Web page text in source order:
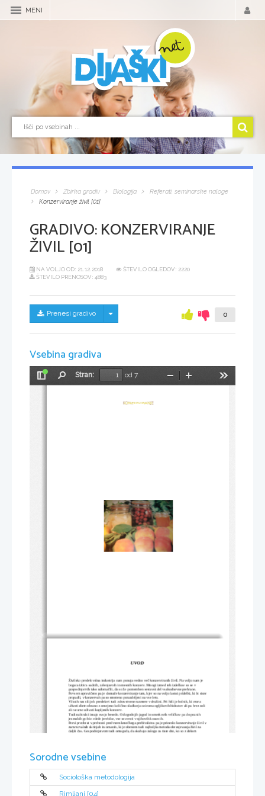
MENI
Domov Zbirka gradiv Biologija
Referati, seminarske naloge
Konzerviranje živil [01]
GRADIVO:KONZERVIRANJE
ŽIVIL [01]
NA VOLJO OD: 21.12.2018
ŠTEVILO OGLEDOV: 2220
ŠTEVILO PRENOSOV: 4883
Prenesi gradivo Skrij/prikaži meni 0
Vsebina gradiva
Preklopi
Stran:
od 7
Pomanjšaj
UVOD
Živilsko predelovalna industrija nam ponuja vedno več konzerviranih živil. Na voljo nam je
bogata izbira sadnih, zelenjavnih in mesnih konzerv. Mnogi izmed teh izdelkov so se v
gospodinjstvih tako udomačili, da so že pomemben sestavni del vsakodnevne prehrane.
Povsem upravičeno pa je domače konzerviranje tam, kjer so na voljo lastni pridelki, ki bi sicer
propadli, v konzervah pa so smoteno porazdeljeni na vse leto.
Včasih nas silijo k predelavi tudi zdravstvene razmere v družini. Pri hiši je bolnik, ki mora
uživati dietno hrano z omejeno količino sladkorja oziroma ogljikovih hidratov ali pa brez soli
ali ne sme uživati kupljenih konzerv.
Tudi nabiralci imajo svojo besedo. Od zgodnjih jagod in smrekovih vršičkov pa do poznih
jesenskih gob in rdeče jerebike, vse se zvrsti v njihovih kozarcih.
Pravi preobrat v prehrani predvsem kmečkega prebivalstva pa je prineslo konzerviranje živil v
zamrzovalnih skrinjah in omarah, ki je obenem tudi najboljša metoda ohranjevanja živil za
daljši čas. Gospodinjstvom tudi omogoča, da skuhajo zalogo za tiste dni, ko so z delom
METODE  KONZERVIRANJA
S konzerviranjem hočemo preprečiti v živilu proces fermentacije pod vplivom encimov in
mikroorganizme, temveč hotemo le zaustaviti njihov nadaljnji razvoj. Včasih izkoriščano
nasprotja med posameznimi mikroorganizmi. Mlečne kisline in ocetno kisle bakterije
Sorodne vsebine
Sociološka metodologija
Rimljani [04]